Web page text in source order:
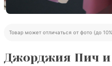
Товар может отличаться от фото (до
Джорджия Пич и